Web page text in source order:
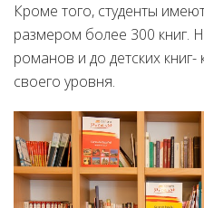
Кроме того, студенты
размером более 300 книг.
романов и до детских
своего уровня.